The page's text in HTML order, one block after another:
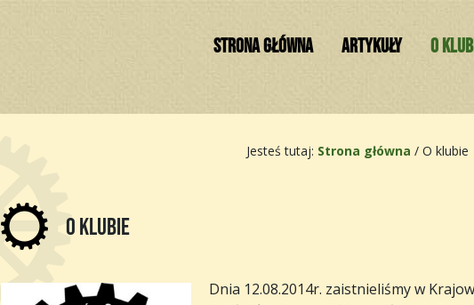
STRONA GŁÓWNA ARTYKUŁY O
Jesteś tutaj: Strona główna / O klubie
O klubie
Dnia 12.08.2014r. zaistnieliśmy w